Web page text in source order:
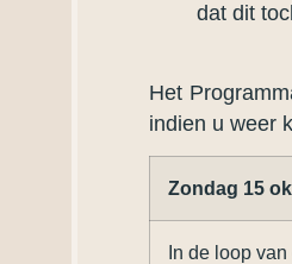
dat dit
Het
indien u weer
Zondag 15
In de loop